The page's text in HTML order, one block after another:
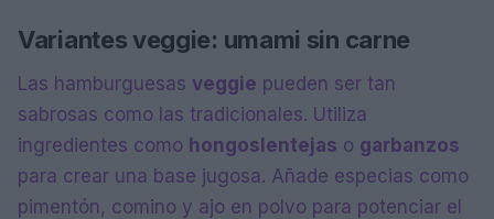
Variantes veggie: umami sin carne
Las hamburguesas veggie pueden ser tan
sabrosas como las tradicionales. Utiliza
ingredientes como hongos lentejas o garbanzos
para crear una base jugosa. Añade especias como
pimentón, comino y ajo en polvo para potenciar el